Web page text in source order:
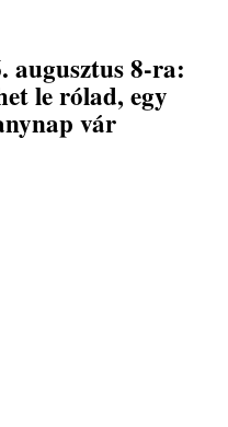
augusztus 8-ra:
le rólad, egy
vár